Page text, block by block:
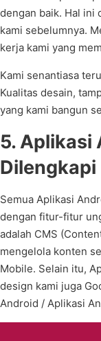
dengan baik. Hal
kami sebelumnya.
kerja kami yang
Kami senantiasa
Kualitas desain,
yang kami bangun
5. Aplikasi
Semua Aplikasi
dengan fitur-fitur
adalah CMS
mengelola konten
Mobile. Selain itu,
design kami juga
Android / Aplikasi